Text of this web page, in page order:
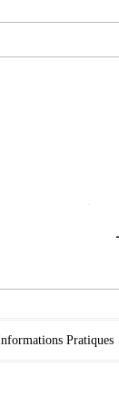
Pratiques